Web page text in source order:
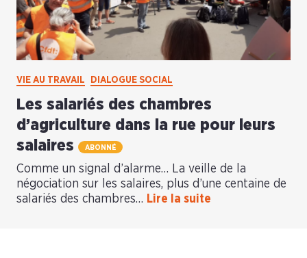
VIE AU TRAVAIL DIALOGUE SOCIAL
Les salariés des chambres
d’agriculture dans la rue pour leurs
salaires
ABONNÉ
Comme un signal d’alarme… La veille de la
négociation sur les salaires, plus d’une centaine de
salariés des chambres… Lire la suite